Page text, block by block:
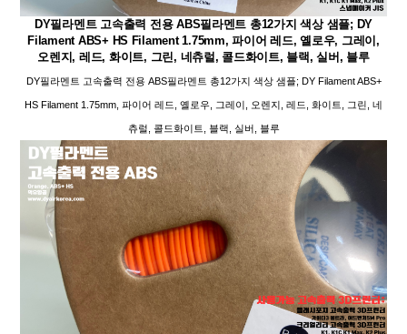
DY필라멘트 고속출력 전용 ABS필라멘트 총12가지 색상 샘플; DY
Filament ABS+ HS Filament 1.75mm, 파이어 레드, 옐로우, 그레이,
오렌지, 레드, 화이트, 그린, 네츄럴, 콜드화이트, 블랙, 실버, 블루
DY필라멘트 고속출력 전용 ABS필라멘트 총12가지 색상 샘플; DY Filament ABS+
HS Filament 1.75mm, 파이어 레드, 옐로우, 그레이, 오렌지, 레드, 화이트, 그린, 네
츄럴, 콜드화이트, 블랙, 실버, 블루